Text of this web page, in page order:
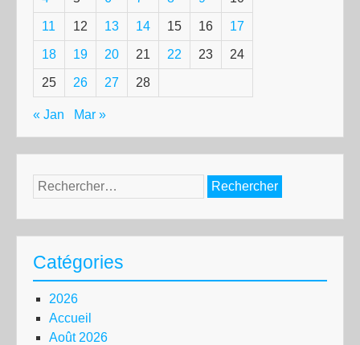
11 12 13 14 15 16 17
18 19 20 21 22 23 24
25 26 27 28
« Jan Mar »
Rechercher :
Catégories
2026
Accueil
Août 2026